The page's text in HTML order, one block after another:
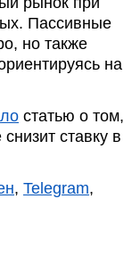
Пассивные
но также
на
статью о том,
ставку в
, Telegram,